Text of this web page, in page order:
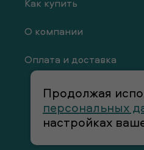
Как купить
О компании
Оплата и доставка
Продолжая
персональных
настройках